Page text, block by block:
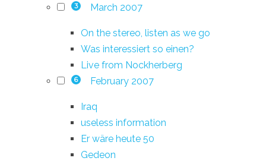
3 March 2007
On the stereo, listen as we go
Was interessiert so einen?
Live from Nockherberg
6 February 2007
Iraq
useless information
Er wäre heute 50
Gedeon